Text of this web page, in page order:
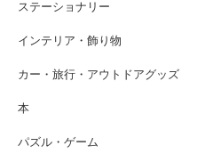
ステーショナリー
インテリア・飾り物
カー・旅行・アウトドアグッズ
本
パズル・ゲーム